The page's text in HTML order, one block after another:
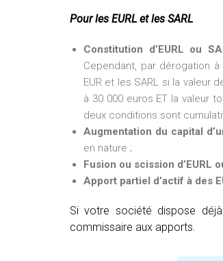
Pour les EURL et les SARL
Constitution d’EURL ou
Cependant, par dérogation
EUR et les SARL si la valeur
à 30 000 euros ET la valeur
deux conditions sont
Augmentation du capital
en nature ;
Fusion ou scission d’EURL
Apport partiel d’actif à des
Si votre société dispose
commissaire aux apports.